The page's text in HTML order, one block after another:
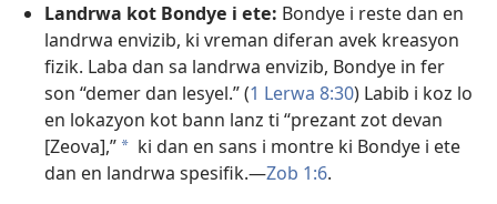
Landrwa kot Bondye i ete: Bondye i reste dan en
landrwa envizib, ki vreman diferan avek kreasyon
fizik. Laba dan sa landrwa envizib, Bondye in fer
son “demer dan lesyel.” (1 Lerwa 8:30) Labib i koz lo
en lokazyon kot bann lanz ti “prezant zot devan
[Zeova],” a ki dan en sans i montre ki Bondye i ete
dan en landrwa spesifik.​—Zob 1:6.